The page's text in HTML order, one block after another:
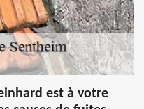
est à votre